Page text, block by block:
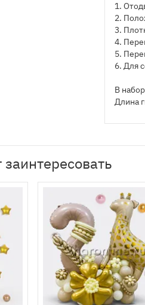
1.
2.
3.
4.
5.
6. Для
В
Длина